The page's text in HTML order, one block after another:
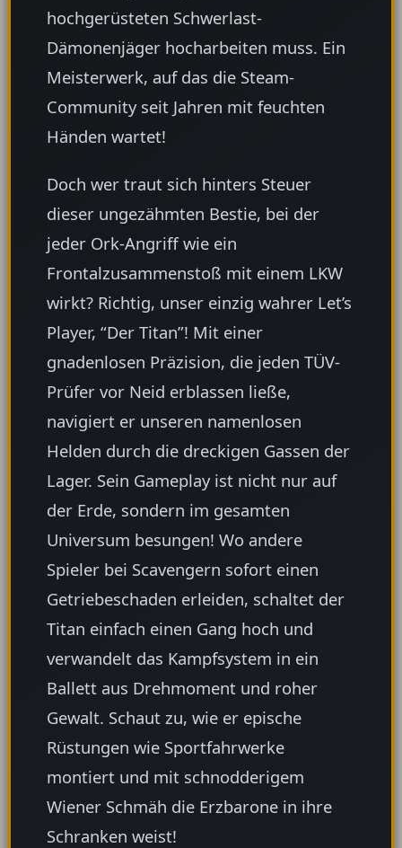
hochgerüsteten Schwerlast-
Dämonenjäger hocharbeiten muss. Ein
Meisterwerk, auf das die Steam-
Community seit Jahren mit feuchten
Händen wartet!
Doch wer traut sich hinters Steuer
dieser ungezähmten Bestie, bei der
jeder Ork-Angriff wie ein
Frontalzusammenstoß mit einem LKW
wirkt? Richtig, unser einzig wahrer Let’s
Player, “Der Titan”! Mit einer
gnadenlosen Präzision, die jeden TÜV-
Prüfer vor Neid erblassen ließe,
navigiert er unseren namenlosen
Helden durch die dreckigen Gassen der
Lager. Sein Gameplay ist nicht nur auf
der Erde, sondern im gesamten
Universum besungen! Wo andere
Spieler bei Scavengern sofort einen
Getriebeschaden erleiden, schaltet der
Titan einfach einen Gang hoch und
verwandelt das Kampfsystem in ein
Ballett aus Drehmoment und roher
Gewalt. Schaut zu, wie er epische
Rüstungen wie Sportfahrwerke
montiert und mit schnodderigem
Wiener Schmäh die Erzbarone in ihre
Schranken weist!